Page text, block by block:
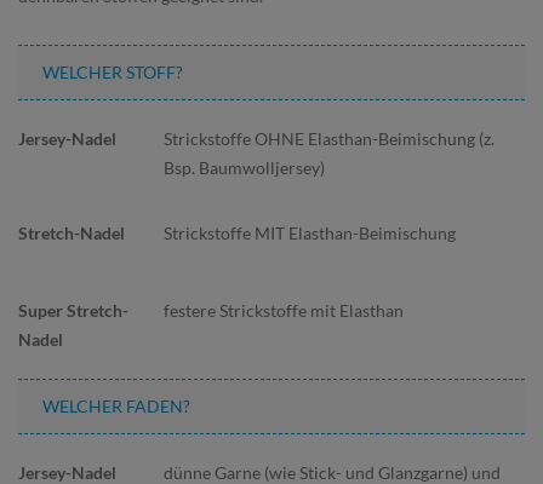
WELCHER STOFF?
Strickstoffe OHNE Elasthan-Beimischung (z.
Bsp. Baumwolljersey)
Strickstoffe MIT Elasthan-Beimischung
festere Strickstoffe mit Elasthan
WELCHER FADEN?
dünne Garne (wie Stick- und Glanzgarne) und